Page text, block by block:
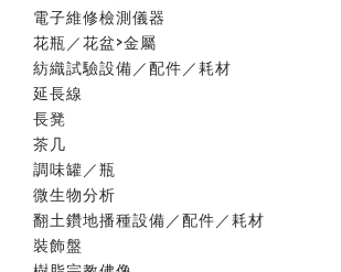
電子維修檢測儀器
花瓶／花盆>金屬
紡織試驗設備／配件／耗材
延長線
長凳
茶几
調味罐／瓶
微生物分析
翻土鑽地播種設備／配件／耗材
裝飾盤